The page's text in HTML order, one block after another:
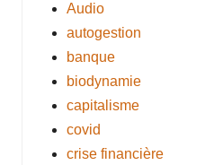
Audio
autogestion
banque
biodynamie
capitalisme
covid
crise financière